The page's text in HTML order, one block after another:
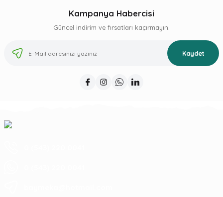
Kampanya Habercisi
Güncel indirim ve fırsatları kaçırmayın.
Kaydet